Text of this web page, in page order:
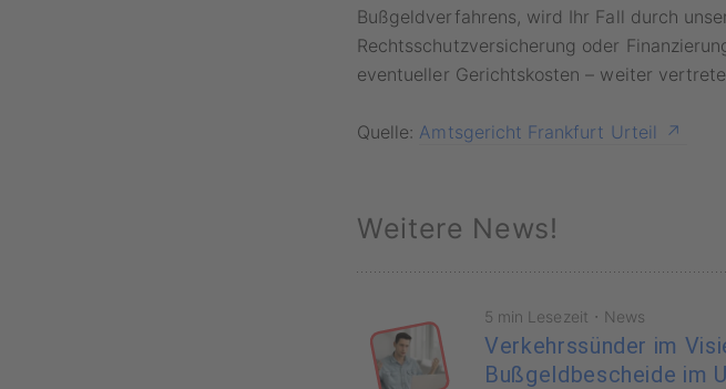
Bußgeldverfahrens, wird Ihr Fall durch
Rechtsschutzversicherung oder
eventueller Gerichtskosten – weiter
Quelle: Amtsgericht Frankfurt Urteil
Weitere News!
5 min Lesezeit · News
Verkehrssünder im
Bußgeldbescheide im